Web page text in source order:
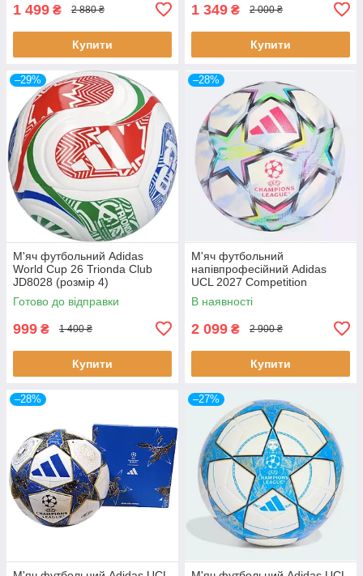
1 499 ₴ 2 880 ₴
Купити
1 349 ₴ 2 000 ₴
Купити
–29%
М'яч футбольний Adidas
World Cup 26 Trionda Club
JD8028 (розмір 4)
Готово до відправки
999 ₴ 1 400 ₴
Купити
–28%
М'яч футбольний
напівпрофесійний Adidas
UCL 2027 Competition
KE9766 (розмір 4)
В наявності
2 099 ₴ 2 900 ₴
Купити
–28% –27%